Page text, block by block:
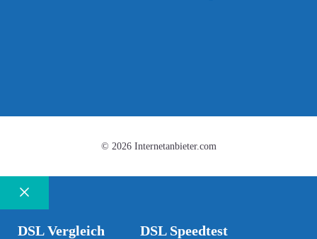
© 2026 Internetanbieter.com
Schließen
DSL Vergleich DSL Speedtest